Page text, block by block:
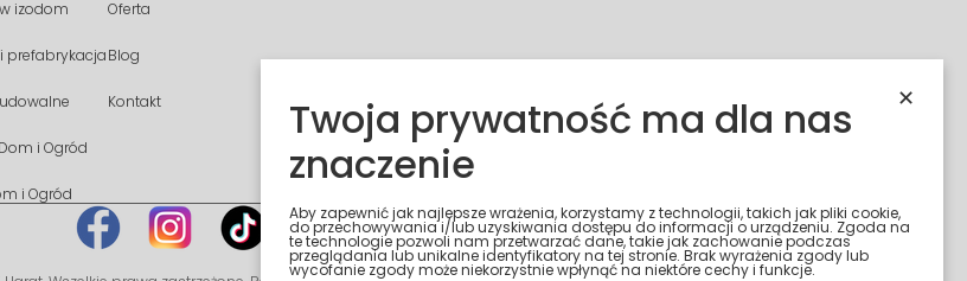
izodom
prefabrykacja
i Ogród
i Ogród
Oferta
Blog
Kontakt ✕
Twoja prywatność ma dla nas
znaczenie
Aby zapewnić jak najlepsze wrażenia, korzystamy z technologii, takich jak pliki cookie,
do przechowywania i/lub uzyskiwania dostępu do informacji o urządzeniu. Zgoda na
te technologie pozwoli nam przetwarzać dane, takie jak zachowanie podczas
przeglądania lub unikalne identyfikatory na tej stronie. Brak wyrażenia zgody lub
wycofanie zgody może niekorzystnie wpłynąć na niektóre cechy i funkcje.